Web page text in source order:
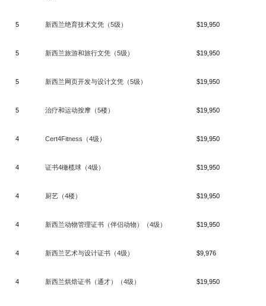
5 新西兰绝育技术文凭（5级） $19,950
5 新西兰旅游和旅行文凭（5级） $19,950
5 新西兰网页开发与设计文凭（5级） $19,950
5 治疗和运动按摩（5楼） $19,950
4 Cert4Fitness （4级） $19,950
4 证书4橄榄球（4级） $19,950
4 厨艺（4楼） $19,950
4 新西兰动物管理证书（伴侣动物）（4级） $19,950
4 新西兰艺术与设计证书（4级） $9,976
4 新西兰烘焙证书（通才）（4级） $19,950